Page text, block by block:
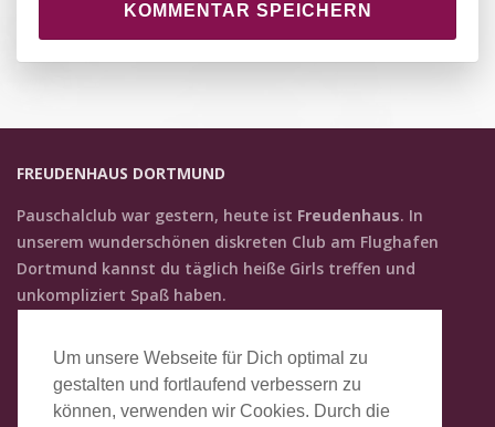
Um unsere Webseite für Dich optimal zu
gestalten und fortlaufend verbessern zu
können, verwenden wir Cookies. Durch die
KOMMENTAR SPEICHERN
FREUDENHAUS DORTMUND
Pauschalclub war gestern, heute ist Freudenhaus. In
unserem wunder­schönen diskreten Club am Flughafen
Dortmund kannst du täglich heiße Girls treffen und
unkompliziert Spaß haben.
Freudenhaus Dortmund
Zur Alten Kolonie 14a